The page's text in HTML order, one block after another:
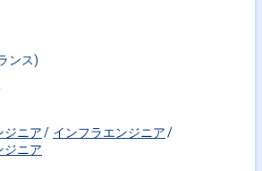
ンス)
ジニア
インフラエンジニア
ジニア